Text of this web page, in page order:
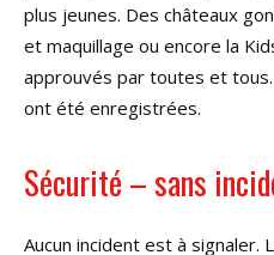
plus jeunes. Des châteaux
et maquillage ou encore la
approuvés par toutes et tous.
ont été enregistrées.
Sécurité – sans
Aucun incident est à signaler.